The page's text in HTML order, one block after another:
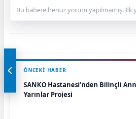
Bu habere henüz yorum yapılmamış. İlk
ÖNCEKI HABER
SANKO Hastanesi’nden Bilinçli
Yarınlar Projesi